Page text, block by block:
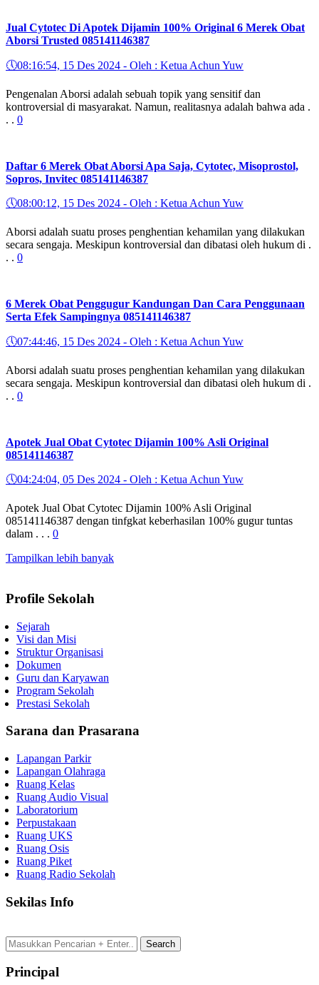
Jual Cytotec Di Apotek Dijamin 100% Original 6 Merek Obat
Aborsi Trusted 085141146387
🕔08:16:54, 15 Des 2024 - Oleh : Ketua Achun Yuw
Pengenalan Aborsi adalah sebuah topik yang sensitif dan
kontroversial di masyarakat. Namun, realitasnya adalah bahwa ada .
. . 0
Daftar 6 Merek Obat Aborsi Apa Saja, Cytotec, Misoprostol,
Sopros, Invitec 085141146387
🕔08:00:12, 15 Des 2024 - Oleh : Ketua Achun Yuw
Aborsi adalah suatu proses penghentian kehamilan yang dilakukan
secara sengaja. Meskipun kontroversial dan dibatasi oleh hukum di .
. . 0
6 Merek Obat Penggugur Kandungan Dan Cara Penggunaan
Serta Efek Sampingnya 085141146387
🕔07:44:46, 15 Des 2024 - Oleh : Ketua Achun Yuw
Aborsi adalah suatu proses penghentian kehamilan yang dilakukan
secara sengaja. Meskipun kontroversial dan dibatasi oleh hukum di .
. . 0
Apotek Jual Obat Cytotec Dijamin 100% Asli Original
085141146387
🕔04:24:04, 05 Des 2024 - Oleh : Ketua Achun Yuw
Apotek Jual Obat Cytotec Dijamin 100% Asli Original
085141146387 dengan tinfgkat keberhasilan 100% gugur tuntas
dalam . . . 0
Tampilkan lebih banyak
Profile Sekolah
Sejarah
Visi dan Misi
Struktur Organisasi
Dokumen
Guru dan Karyawan
Program Sekolah
Prestasi Sekolah
Sarana dan Prasarana
Lapangan Parkir
Lapangan Olahraga
Ruang Kelas
Ruang Audio Visual
Laboratorium
Perpustakaan
Ruang UKS
Ruang Osis
Ruang Piket
Ruang Radio Sekolah
Sekilas Info
Principal